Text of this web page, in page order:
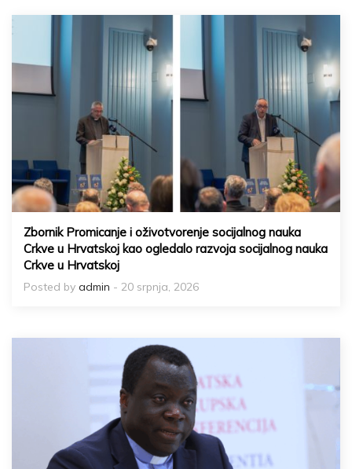
Zbornik Promicanje i oživotvorenje socijalnog nauka
Crkve u Hrvatskoj kao ogledalo razvoja socijalnog nauka
Crkve u Hrvatskoj
Posted by admin - 20 srpnja, 2026